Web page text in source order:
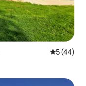
5 (44)